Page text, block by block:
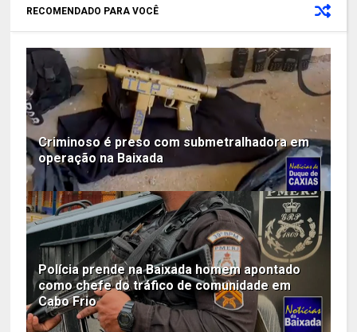
RECOMENDADO PARA VOCÊ
Criminoso é preso com submetralhadora em
operação na Baixada
Polícia prende na Baixada homem apontado
como chefe do tráfico de comunidade em
Cabo Frio